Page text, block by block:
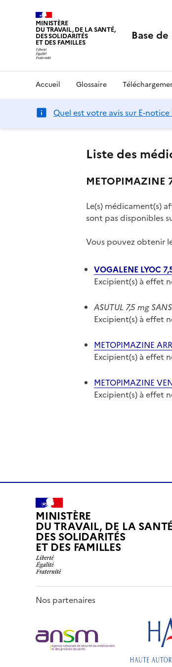
MINISTÈRE
DU TRAVAIL, DE LA SANTÉ,
DES SOLIDARITÉS
ET DES FAMILLES Base
Accueil Glossaire
Quel est votre avis sur E-notice
Liste des
METOPIMAZINE
Le(s) médicament(s)
sont pas disponibles
Vous pouvez obtenir
VOGALENE LYOC
Excipient(s) à effet
ASUTUL 7,5 mg
Excipient(s) à effet
METOPIMAZINE
Excipient(s) à effet
METOPIMAZINE
Excipient(s) à effet
MINISTÈRE
DU TRAVAIL, DE LA
DES SOLIDARITÉS
ET DES FAMILLES
Nos partenaires